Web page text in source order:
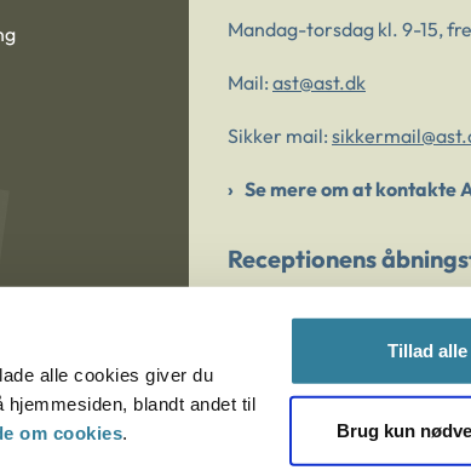
alle cookies giver du
blandt andet til
om cookies.
Tillad
Brug kun
Mandag-torsdag kl. 9-15,
Mail: ast@ast.dk
Sikker mail:
Se mere om at kontakte
Receptionens
Er du bekymret for et